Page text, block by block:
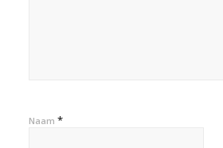
Naam *